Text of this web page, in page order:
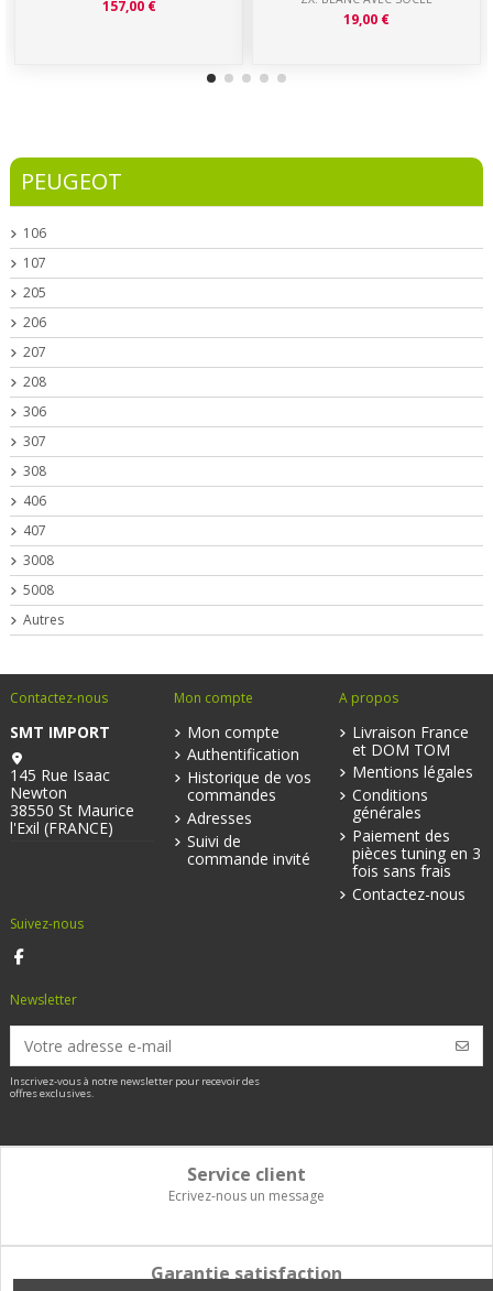
157,00 €
19,00 €
PEUGEOT
106
107
205
206
207
208
306
307
308
406
407
3008
5008
Autres
Contactez-nous
SMT IMPORT
145 Rue Isaac
Newton
38550 St Maurice
l'Exil (FRANCE)
Mon compte
Mon compte
Authentification
Historique de vos
commandes
Adresses
Suivi de
commande invité
A propos
Livraison France
et DOM TOM
Mentions légales
Conditions
générales
Paiement des
pièces tuning en 3
fois sans frais
Contactez-nous
Suivez-nous
Newsletter
Inscrivez-vous à notre newsletter pour recevoir des
offres exclusives.
Service client
Ecrivez-nous un message
Garantie satisfaction